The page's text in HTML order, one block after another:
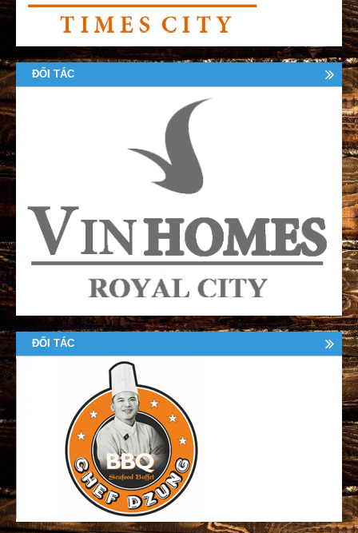
ĐỐI TÁC
ĐỐI TÁC